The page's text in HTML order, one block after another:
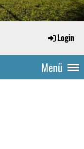
Login
Menü